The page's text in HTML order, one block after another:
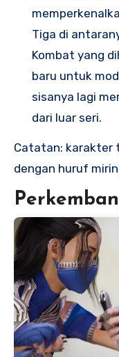
Tiga di
Kombat yang
baru untuk
sisanya lagi
dari luar seri.
Catatan: karakter
dengan huruf